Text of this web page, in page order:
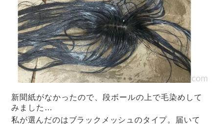
新聞紙がなかったので、段ボールの上で毛染めして
みました…
私が選んだのはブラックメッシュのタイプ。届いて